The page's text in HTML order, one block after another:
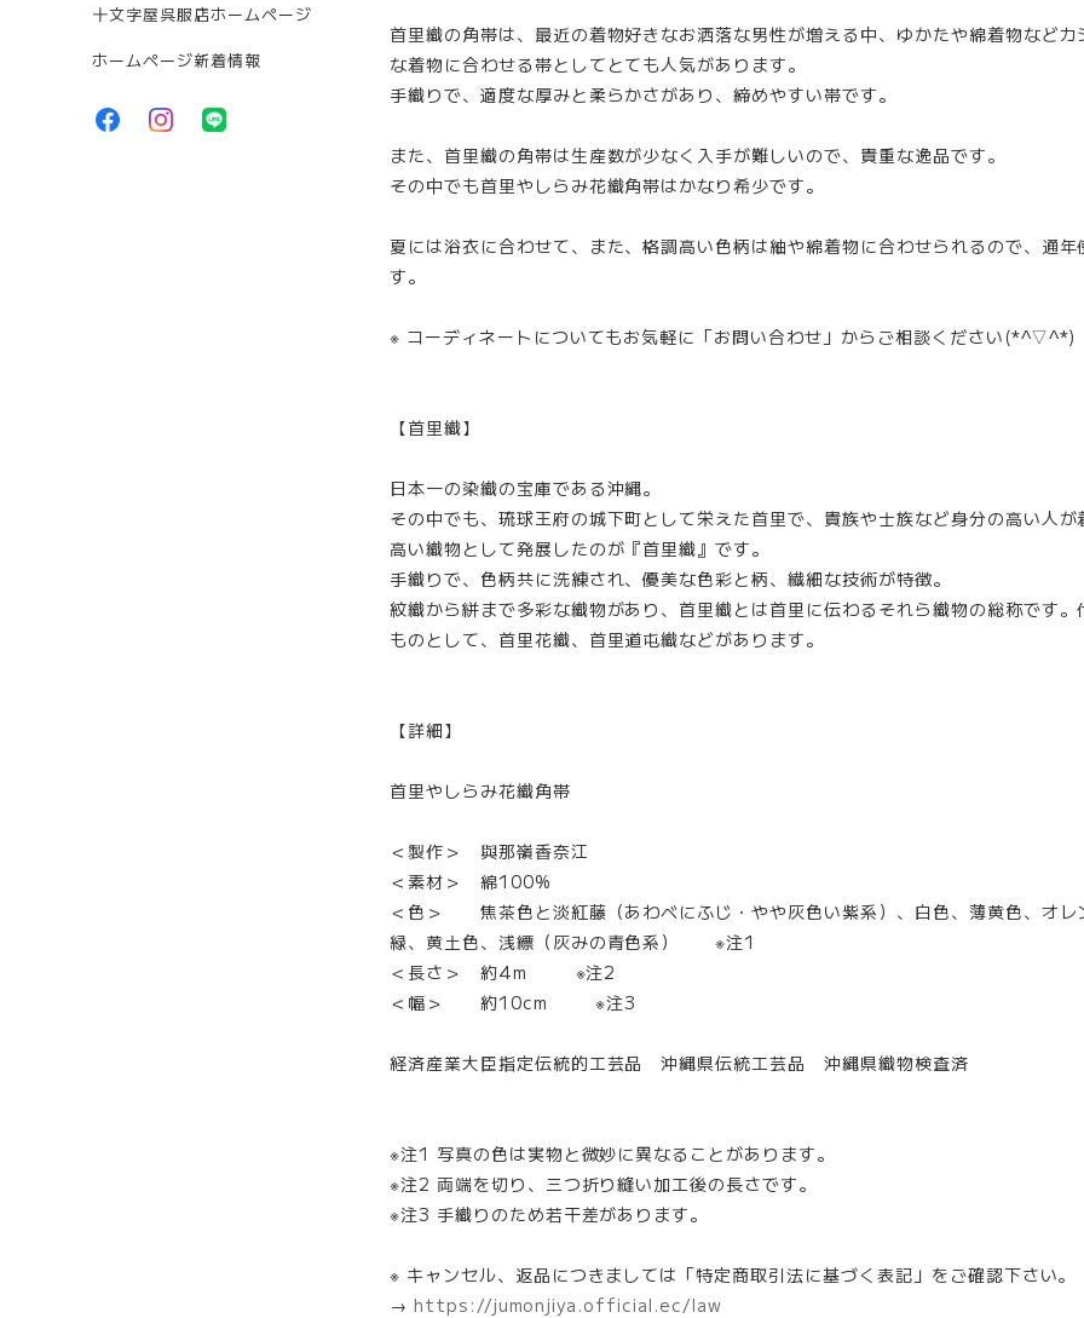
十文字屋呉服店ホームページ
ホームページ新着情報
首里織の角帯は、最近の着物好きなお洒落な男性が増える中、ゆかたや綿着物などカ
な着物に合わせる帯としてとても人気があります。
手織りで、適度な厚みと柔らかさがあり、締めやすい帯です。
また、首里織の角帯は生産数が少なく入手が難しいので、貴重な逸品です。
その中でも首里やしらみ花織角帯はかなり希少です。
夏には浴衣に合わせて、また、格調高い色柄は紬や綿着物に合わせられるので、通年
す。
※ コーディネートについてもお気軽に「お問い合わせ」からご相談ください(*^▽^*)
【首里織】
日本一の染織の宝庫である沖縄。
その中でも、琉球王府の城下町として栄えた首里で、貴族や士族など身分の高い人が
高い織物として発展したのが『首里織』です。
手織りで、色柄共に洗練され、優美な色彩と柄、繊細な技術が特徴。
紋織から絣まで多彩な織物があり、首里織とは首里に伝わるそれら織物の総称です。
ものとして、首里花織、首里道屯織などがあります。
【詳細】
首里やしらみ花織角帯
＜製作＞ 與那嶺香奈江
＜素材＞ 綿100%
＜色＞ 焦茶色と淡紅藤（あわべにふじ・やや灰色い紫系）、白色、薄黄色、オレ
緑、黄土色、浅縹（灰みの青色系） ※注1
＜長さ＞ 約4m ※注2
＜幅＞ 約10cm ※注3
経済産業大臣指定伝統的工芸品 沖縄県伝統工芸品 沖縄県織物検査済
※注1 写真の色は実物と微妙に異なることがあります。
※注2 両端を切り、三つ折り縫い加工後の長さです。
※注3 手織りのため若干差があります。
※ キャンセル、返品につきましては「特定商取引法に基づく表記」をご確認下さい。
→ https://jumonjiya.official.ec/law